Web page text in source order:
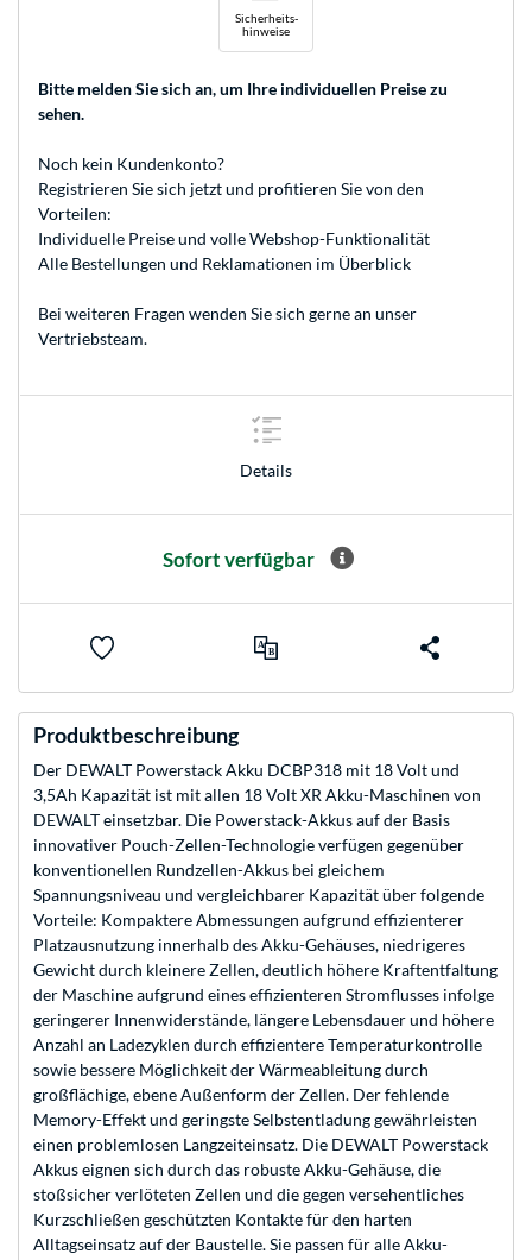
Sicherheits-
hinweise
Bitte melden Sie sich an, um Ihre individuellen Preise zu
sehen.
Noch kein Kundenkonto?
Registrieren Sie sich jetzt und profitieren Sie von den
Vorteilen:
Individuelle Preise und volle Webshop-Funktionalität
Alle Bestellungen und Reklamationen im Überblick
Bei weiteren Fragen wenden Sie sich gerne an unser
Vertriebsteam.
Details
Sofort verfügbar
Produktbeschreibung
Der DEWALT Powerstack Akku DCBP318 mit 18 Volt und
3,5Ah Kapazität ist mit allen 18 Volt XR Akku-Maschinen von
DEWALT einsetzbar. Die Powerstack-Akkus auf der Basis
innovativer Pouch-Zellen-Technologie verfügen gegenüber
konventionellen Rundzellen-Akkus bei gleichem
Spannungsniveau und vergleichbarer Kapazität über folgende
Vorteile: Kompaktere Abmessungen aufgrund effizienterer
Platzausnutzung innerhalb des Akku-Gehäuses, niedrigeres
Gewicht durch kleinere Zellen, deutlich höhere Kraftentfaltung
der Maschine aufgrund eines effizienteren Stromflusses infolge
geringerer Innenwiderstände, längere Lebensdauer und höhere
Anzahl an Ladezyklen durch effizientere Temperaturkontrolle
sowie bessere Möglichkeit der Wärmeableitung durch
großflächige, ebene Außenform der Zellen. Der fehlende
Memory-Effekt und geringste Selbstentladung gewährleisten
einen problemlosen Langzeiteinsatz. Die DEWALT Powerstack
Akkus eignen sich durch das robuste Akku-Gehäuse, die
stoßsicher verlöteten Zellen und die gegen versehentliches
Kurzschließen geschützten Kontakte für den harten
Alltagseinsatz auf der Baustelle. Sie passen für alle Akku-